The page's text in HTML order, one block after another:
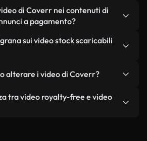
video personalizzato in
standard di licenza.
riconoscimento dell'autore.
nella nostra libreria sono
sebbene sia sempre
di Coverr nei contenuti di
a pagamento?
Coverr possono essere utilizzati
su YouTube, promozioni sui
si rivendano o ridistribuiscano
sui video stock scaricabili
artificiale, include
filmati puliti e pronti
alterare i video di Coverr?
ritagliare o remixare i
solo che il prodotto
tra video royalty-free e video